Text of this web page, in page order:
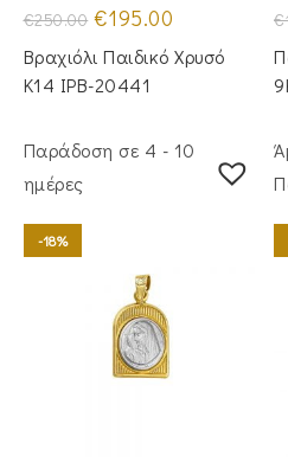
€250.00 Original
price
was:
€250.00.
€195.00
τιμή
είναι:
Βραχιόλι Παιδικό Χρυσό
Κ14 IPB-20441
€
Παράδοση σε 4 - 10
ημέρες
-18%